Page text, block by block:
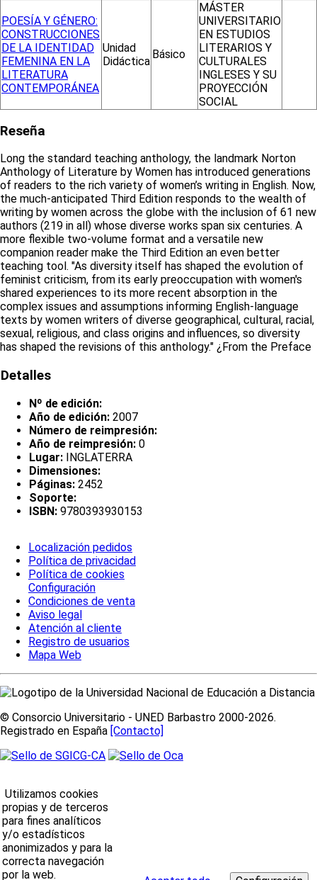
POESÍA Y GÉNERO:
CONSTRUCCIONES
DE LA IDENTIDAD
FEMENINA EN LA
LITERATURA
CONTEMPORÁNEA
Unidad
Didáctica
Básico
MÁSTER
UNIVERSITARIO
EN ESTUDIOS
LITERARIOS Y
CULTURALES
INGLESES Y SU
PROYECCIÓN
SOCIAL
Reseña
Long the standard teaching anthology, the landmark Norton
Anthology of Literature by Women has introduced generations
of readers to the rich variety of women’s writing in English. Now,
the much-anticipated Third Edition responds to the wealth of
writing by women across the globe with the inclusion of 61 new
authors (219 in all) whose diverse works span six centuries. A
more flexible two-volume format and a versatile new
companion reader make the Third Edition an even better
teaching tool. "As diversity itself has shaped the evolution of
feminist criticism, from its early preoccupation with women's
shared experiences to its more recent absorption in the
complex issues and assumptions informing English-language
texts by women writers of diverse geographical, cultural, racial,
sexual, religious, and class origins and influences, so diversity
has shaped the revisions of this anthology." ¿From the Preface
Detalles
Nº de edición:
Año de edición: 2007
Número de reimpresión:
Año de reimpresión: 0
Lugar: INGLATERRA
Dimensiones:
Páginas: 2452
Soporte:
ISBN: 9780393930153
Localización pedidos
Política de privacidad
Política de cookies
Configuración
Condiciones de venta
Aviso legal
Atención al cliente
Registro de usuarios
Mapa Web
© Consorcio Universitario - UNED Barbastro 2000-2026.
Registrado en España [Contacto]
Utilizamos cookies
propias y de terceros
para fines analíticos
y/o estadísticos
anonimizados y para la
correcta navegación
por la web.